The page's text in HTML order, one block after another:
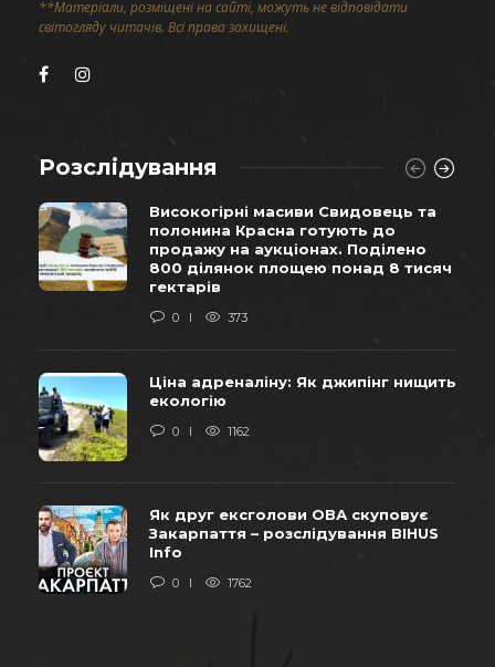
**Матеріали, розміщені на сайті, можуть не відповідати
світогляду читачів. Всі права захищені.
Розслідування
Високогірні масиви Свидовець та
полонина Красна готують до
продажу на аукціонах. Поділено
800 ділянок площею понад 8 тисяч
гектарів
0 373
Ціна адреналіну: Як джипінг нищить
екологію
0 1162
Як друг ексголови ОВА скуповує
Закарпаття – розслідування BIHUS
Info
0 1762